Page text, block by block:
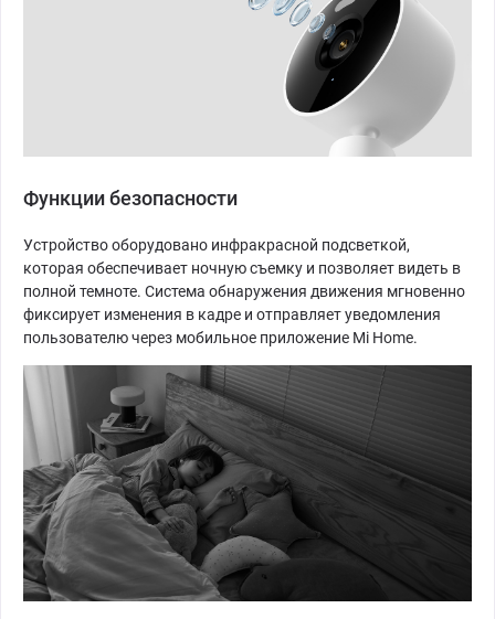
Функции безопасности
Устройство оборудовано инфракрасной подсветкой,
которая обеспечивает ночную съемку и позволяет видеть в
полной темноте. Система обнаружения движения мгновенно
фиксирует изменения в кадре и отправляет уведомления
пользователю через мобильное приложение Mi Home.